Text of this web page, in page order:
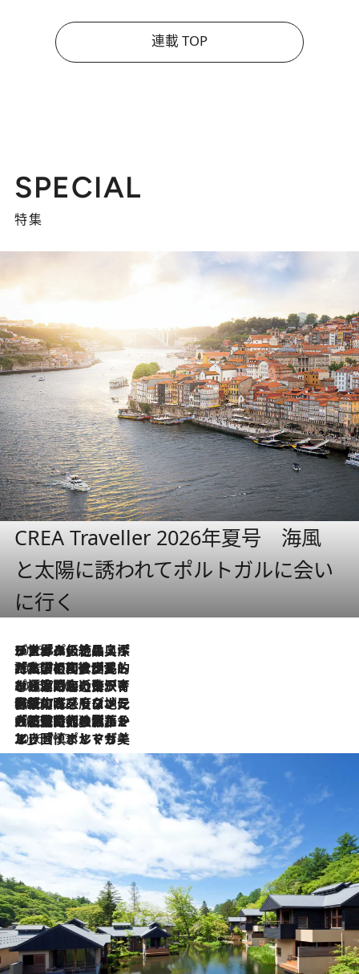
連載 TOP
SPECIAL
特集
CREA Traveller 2026年夏号 海風
と太陽に誘われてポルトガルに会い
に行く
2026.8.8
リスボンの絶品スイーツ「パステル・デ・ナタ」とは？ポルトガル伝統の奥深い世界へ
2026.7.27
「私の祖国はポルトガル語です」国民的詩人フェルナンド・ペソアと、彼が愛した文学の街を歩く
2026.7.26
ポルトガル近海が育む極上の海の幸。キリリと冷えた白ワインと愉しむ、シーフード専門店の贅沢
2026.7.22
伝統の味をモダンに昇華。高感度な地元客が集う、リスボンの最旬ガストロノミー
2026.7.21
大航海時代の栄華から、震災、独裁、そして革命へ。ポルトガル・首都リスボンの石畳に刻まれた「歴史の光と影」
2026.7.13
エッセイ・ヤマザキマリ「慎ましくも美しき国 ポルトガル」